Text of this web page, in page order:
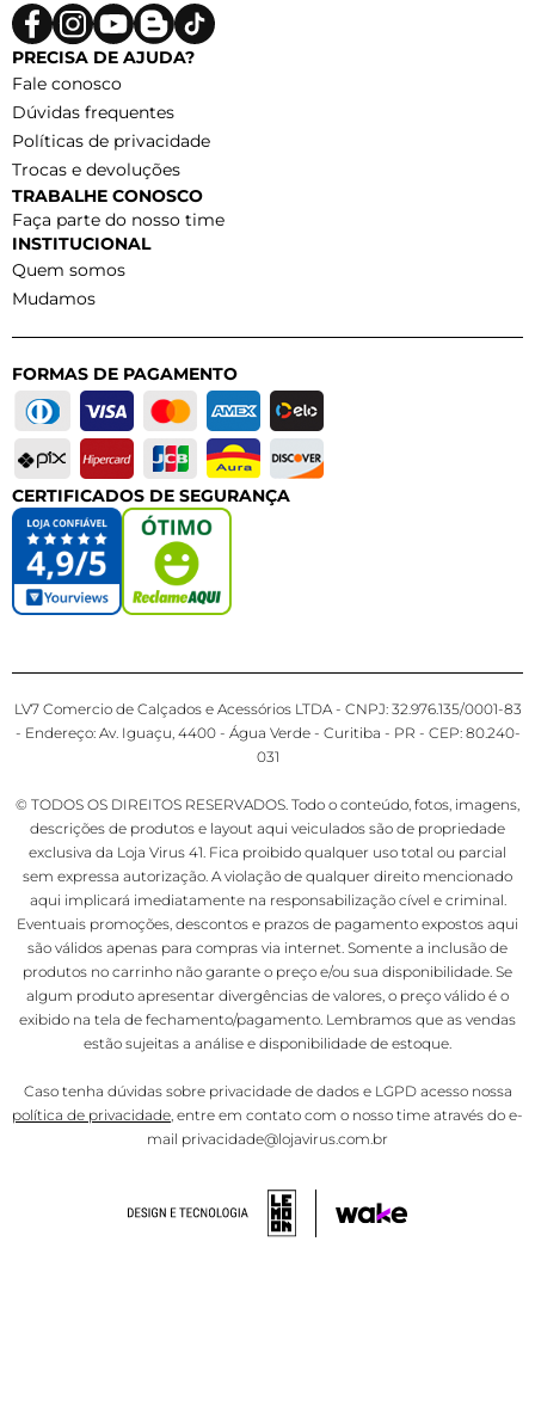
PRECISA DE AJUDA?
Fale conosco
Dúvidas frequentes
Políticas de privacidade
Trocas e devoluções
TRABALHE CONOSCO
Faça parte do nosso time
INSTITUCIONAL
Quem somos
Mudamos
FORMAS DE PAGAMENTO
CERTIFICADOS DE SEGURANÇA
LV7 Comercio de Calçados e Acessórios LTDA - CNPJ: 32.976.135/0001-83
- Endereço: Av. Iguaçu, 4400 - Água Verde - Curitiba - PR - CEP: 80.240-
031
© TODOS OS DIREITOS RESERVADOS. Todo o conteúdo, fotos, imagens,
descrições de produtos e layout aqui veiculados são de propriedade
exclusiva da Loja Virus 41. Fica proibido qualquer uso total ou parcial
sem expressa autorização. A violação de qualquer direito mencionado
aqui implicará imediatamente na responsabilização cível e criminal.
Eventuais promoções, descontos e prazos de pagamento expostos aqui
são válidos apenas para compras via internet. Somente a inclusão de
produtos no carrinho não garante o preço e/ou sua disponibilidade. Se
algum produto apresentar divergências de valores, o preço válido é o
exibido na tela de fechamento/pagamento. Lembramos que as vendas
estão sujeitas a análise e disponibilidade de estoque.
Caso tenha dúvidas sobre privacidade de dados e LGPD acesso nossa
política de privacidade, entre em contato com o nosso time através do e-
mail privacidade@lojavirus.com.br